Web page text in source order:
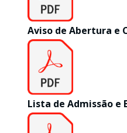
Aviso de Abertura e
Lista de Admissão e